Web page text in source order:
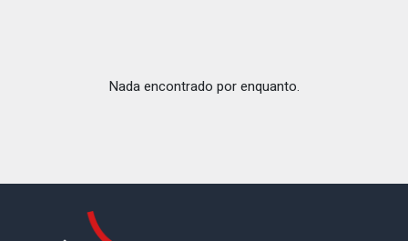
Nada encontrado por enquanto.